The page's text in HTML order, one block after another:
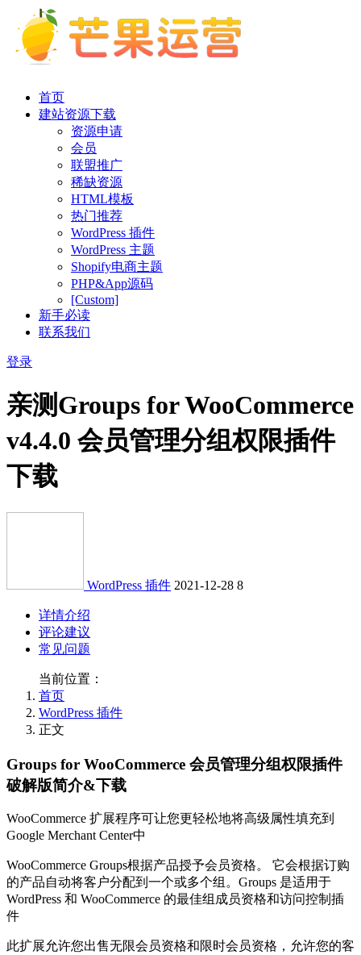
首页
建站资源下载
资源申请
会员
联盟推广
稀缺资源
HTML模板
热门推荐
WordPress 插件
WordPress 主题
Shopify电商主题
PHP&App源码
[Custom]
新手必读
联系我们
登录
亲测Groups for WooCommerce
v4.4.0 会员管理分组权限插件
下载
WordPress 插件 2021-12-28 8
详情介绍
评论建议
常见问题
当前位置：
首页
WordPress 插件
正文
Groups for WooCommerce 会员管理分组权限插件
破解版简介&下载
WooCommerce 扩展程序可让您更轻松地将高级属性填充到
Google Merchant Center中
WooCommerce Groups根据产品授予会员资格。 它会根据订购
的产品自动将客户分配到一个或多个组。Groups 是适用于
WordPress 和 WooCommerce 的最佳组成员资格和访问控制插
件
此扩展允许您出售无限会员资格和限时会员资格，允许您的客